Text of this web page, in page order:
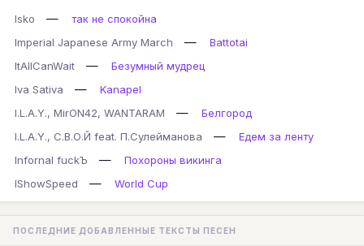
Isko
—
так не спокойна
Imperial Japanese Army March
—
Battotai
ItAllCanWait
—
Безумный мудрец
Iva Sativa
—
Kanapel
I.L.A.Y., MirON42, WANTARAM
—
Белгород
I.L.A.Y., С.В.О.Й feat. П.Сулейманова
—
Едем за ленту
Infornal fuckЪ
—
Похороны викинга
IShowSpeed
— World Cup
ПОСЛЕДНИЕ ДОБАВЛЕННЫЕ ТЕКСТЫ ПЕСЕН